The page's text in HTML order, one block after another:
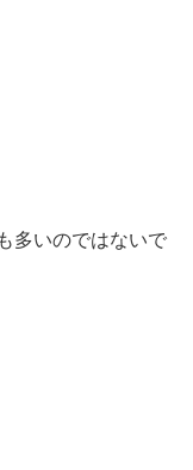
多いのではないで